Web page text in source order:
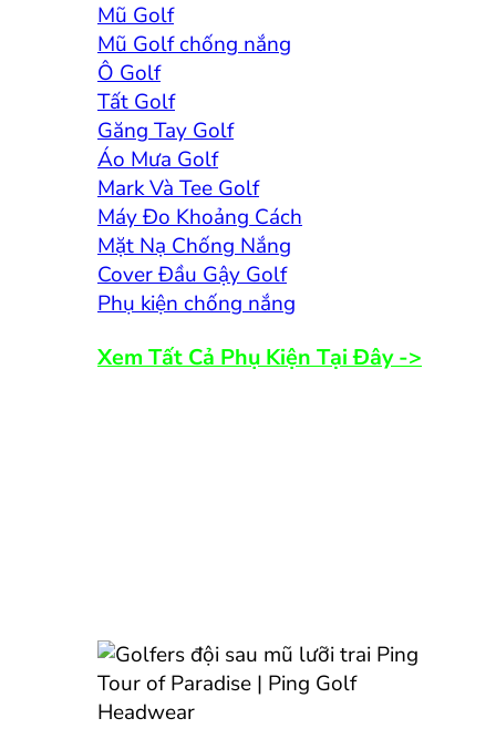
Mũ Golf
Mũ Golf chống nắng
Ô Golf
Tất Golf
Găng Tay Golf
Áo Mưa Golf
Mark Và Tee Golf
Máy Đo Khoảng Cách
Mặt Nạ Chống Nắng
Cover Đầu Gậy Golf
Phụ kiện chống nắng
Xem Tất Cả Phụ Kiện Tại Đây ->